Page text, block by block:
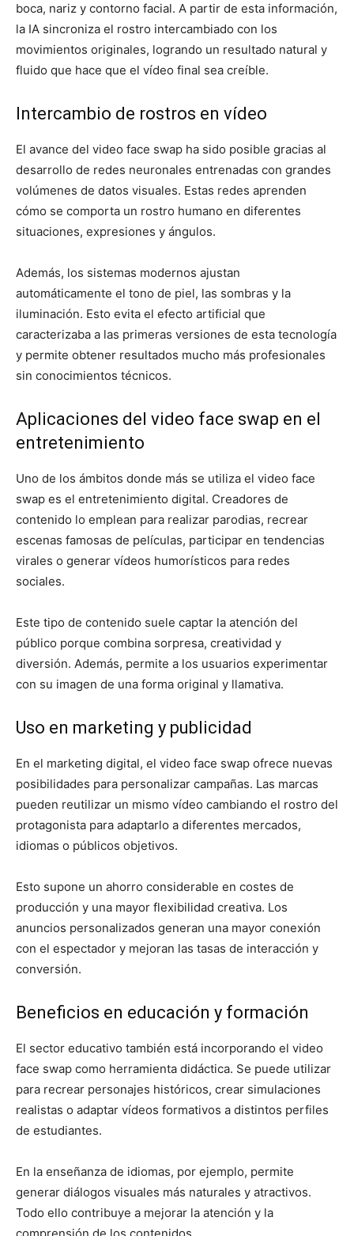
boca, nariz y contorno facial. A partir de esta información,
la IA sincroniza el rostro intercambiado con los
movimientos originales, logrando un resultado natural y
fluido que hace que el vídeo final sea creíble.
Intercambio de rostros en vídeo
El avance del video face swap ha sido posible gracias al
desarrollo de redes neuronales entrenadas con grandes
volúmenes de datos visuales. Estas redes aprenden
cómo se comporta un rostro humano en diferentes
situaciones, expresiones y ángulos.
Además, los sistemas modernos ajustan
automáticamente el tono de piel, las sombras y la
iluminación. Esto evita el efecto artificial que
caracterizaba a las primeras versiones de esta tecnología
y permite obtener resultados mucho más profesionales
sin conocimientos técnicos.
Aplicaciones del video face swap en el
entretenimiento
Uno de los ámbitos donde más se utiliza el video face
swap es el entretenimiento digital. Creadores de
contenido lo emplean para realizar parodias, recrear
escenas famosas de películas, participar en tendencias
virales o generar vídeos humorísticos para redes
sociales.
Este tipo de contenido suele captar la atención del
público porque combina sorpresa, creatividad y
diversión. Además, permite a los usuarios experimentar
con su imagen de una forma original y llamativa.
Uso en marketing y publicidad
En el marketing digital, el video face swap ofrece nuevas
posibilidades para personalizar campañas. Las marcas
pueden reutilizar un mismo vídeo cambiando el rostro del
protagonista para adaptarlo a diferentes mercados,
idiomas o públicos objetivos.
Esto supone un ahorro considerable en costes de
producción y una mayor flexibilidad creativa. Los
anuncios personalizados generan una mayor conexión
con el espectador y mejoran las tasas de interacción y
conversión.
Beneficios en educación y formación
El sector educativo también está incorporando el video
face swap como herramienta didáctica. Se puede utilizar
para recrear personajes históricos, crear simulaciones
realistas o adaptar vídeos formativos a distintos perfiles
de estudiantes.
En la enseñanza de idiomas, por ejemplo, permite
generar diálogos visuales más naturales y atractivos.
Todo ello contribuye a mejorar la atención y la